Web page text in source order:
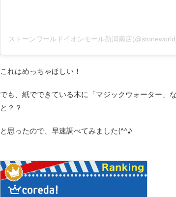
これはめっちゃほしい！
でも、紙でできている木に「マジックウォーター」
と？？
と思ったので、早速調べてみました(^^♪